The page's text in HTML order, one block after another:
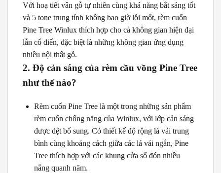
Với hoạ tiết vân gỗ tự nhiên cùng khả năng bắt sáng tốt
và 5 tone trung tính không bao giờ lỗi mốt, rèm cuốn
Pine Tree Winlux thích hợp cho cả không gian hiện đại
lẫn cổ điển, đặc biệt là những không gian ứng dụng
nhiều nội thất gỗ.
2. Độ cản sáng của rèm cầu vồng Pine Tree
như thế nào?
Rèm cuốn Pine Tree là một trong những sản phẩm
rèm cuốn chống nắng của Winlux, với lớp cản sáng
được dệt bổ sung. Có thiết kế độ rộng lá vải trung
bình cùng khoảng cách giữa các lá vải ngắn, Pine
Tree thích hợp với các khung cửa sổ đón nhiều
nắng quanh năm.